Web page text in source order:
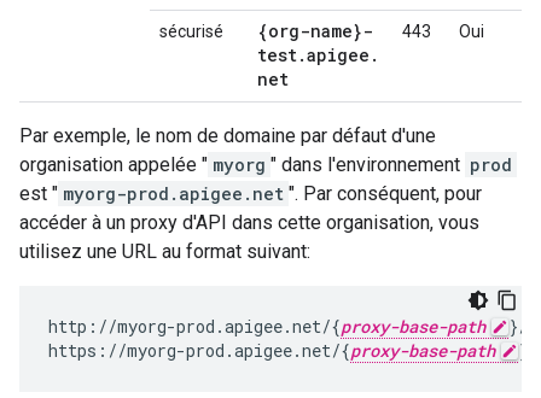
sécurisé
{org-name}-
test.apigee .
net
443 Oui
Par exemple, le nom de domaine par défaut d'une
organisation appelée " myorg " dans l'environnement prod
est " myorg-prod.apigee.net ". Par conséquent, pour
accéder à un proxy d'API dans cette organisation, vous
utilisez une URL au format suivant:
http://myorg-prod.apigee.net/{proxy-base-path }/{
https://myorg-prod.apigee.net/{proxy-base-path }/